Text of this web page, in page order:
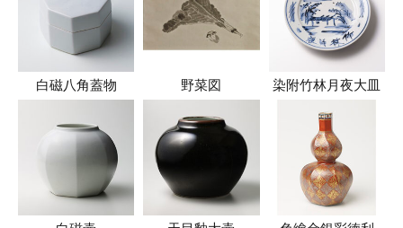
白磁八角蓋物 野菜図 染附竹林月夜大皿